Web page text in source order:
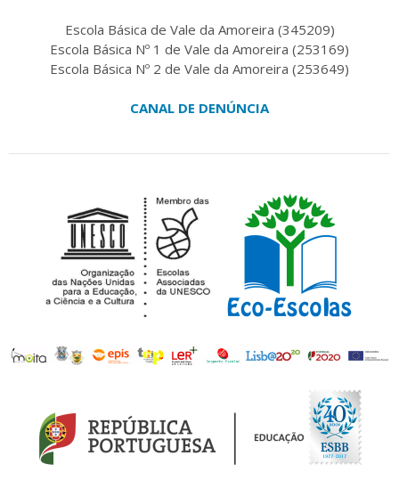
Escola Básica de Vale da Amoreira (345209)
Escola Básica Nº 1 de Vale da Amoreira (253169)
Escola Básica Nº 2 de Vale da Amoreira (253649)
CANAL DE DENÚNCIA